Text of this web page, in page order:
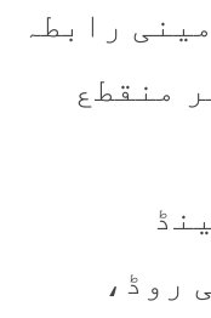
رابطہ
منقطع
روڈ،